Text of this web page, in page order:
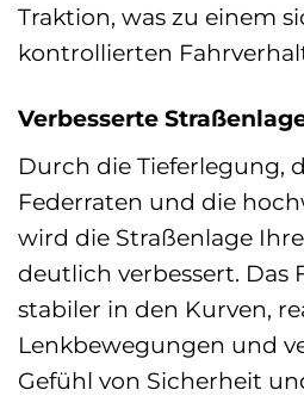
Traktion, was zu einem
kontrollierten
Verbesserte
Durch die Tieferlegung,
Federraten und die
wird die Straßenlage
deutlich verbessert. Das
stabiler in den Kurven,
Lenkbewegungen und
Gefühl von Sicherheit